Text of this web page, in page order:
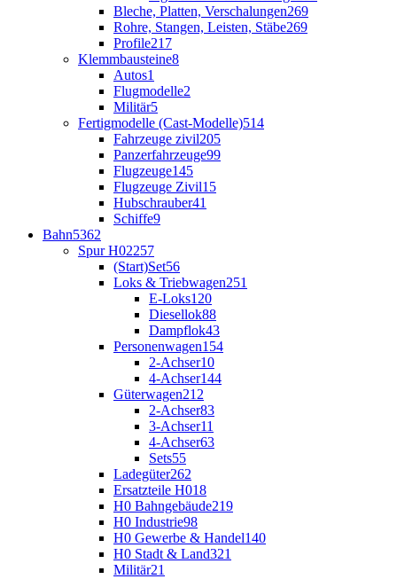
Bleche, Platten, Verschalungen269
Rohre, Stangen, Leisten, Stäbe269
Profile217
Klemmbausteine8
Autos1
Flugmodelle2
Militär5
Fertigmodelle (Cast-Modelle)514
Fahrzeuge zivil205
Panzerfahrzeuge99
Flugzeuge145
Flugzeuge Zivil15
Hubschrauber41
Schiffe9
Bahn5362
Spur H02257
(Start)Set56
Loks & Triebwagen251
E-Loks120
Diesellok88
Dampflok43
Personenwagen154
2-Achser10
4-Achser144
Güterwagen212
2-Achser83
3-Achser11
4-Achser63
Sets55
Ladegüter262
Ersatzteile H018
H0 Bahngebäude219
H0 Industrie98
H0 Gewerbe & Handel140
H0 Stadt & Land321
Militär21